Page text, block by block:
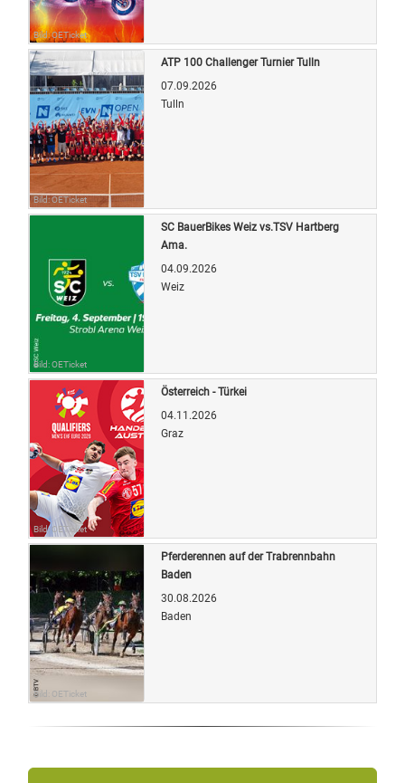
Bild: OETicket
Bild: OETicket
ATP 100 Challenger Turnier Tulln
07.09.2026
Tulln
Bild: OETicket
SC BauerBikes Weiz vs.TSV Hartberg
Ama.
04.09.2026
Weiz
Bild: OETicket
Österreich - Türkei
04.11.2026
Graz
Bild: OETicket
Pferderennen auf der Trabrennbahn
Baden
30.08.2026
Baden